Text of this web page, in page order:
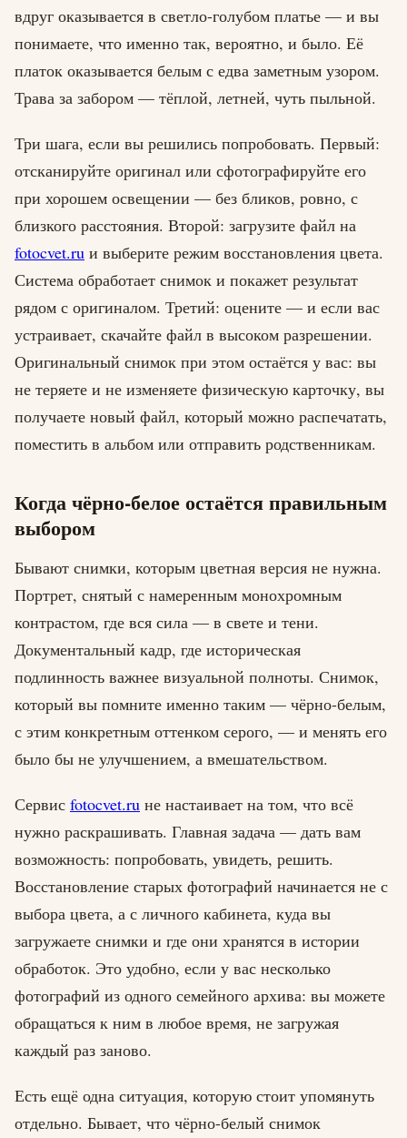
вдруг оказывается в светло-голубом платье — и вы
понимаете, что именно так, вероятно, и было. Её
платок оказывается белым с едва заметным узором.
Трава за забором — тёплой, летней, чуть пыльной.
Три шага, если вы решились попробовать. Первый:
отсканируйте оригинал или сфотографируйте его
при хорошем освещении — без бликов, ровно, с
близкого расстояния. Второй: загрузите файл на
fotocvet.ru и выберите режим восстановления цвета.
Система обработает снимок и покажет результат
рядом с оригиналом. Третий: оцените — и если вас
устраивает, скачайте файл в высоком разрешении.
Оригинальный снимок при этом остаётся у вас: вы
не теряете и не изменяете физическую карточку, вы
получаете новый файл, который можно распечатать,
поместить в альбом или отправить родственникам.
Когда чёрно-белое остаётся правильным
выбором
Бывают снимки, которым цветная версия не нужна.
Портрет, снятый с намеренным монохромным
контрастом, где вся сила — в свете и тени.
Документальный кадр, где историческая
подлинность важнее визуальной полноты. Снимок,
который вы помните именно таким — чёрно-белым,
с этим конкретным оттенком серого, — и менять его
было бы не улучшением, а вмешательством.
Сервис fotocvet.ru не настаивает на том, что всё
нужно раскрашивать. Главная задача — дать вам
возможность: попробовать, увидеть, решить.
Восстановление старых фотографий начинается не с
выбора цвета, а с личного кабинета, куда вы
загружаете снимки и где они хранятся в истории
обработок. Это удобно, если у вас несколько
фотографий из одного семейного архива: вы можете
обращаться к ним в любое время, не загружая
каждый раз заново.
Есть ещё одна ситуация, которую стоит упомянуть
отдельно. Бывает, что чёрно-белый снимок